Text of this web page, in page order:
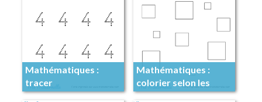
Mathématiques :
tracer
Mathématiques :
colorier selon les
indications